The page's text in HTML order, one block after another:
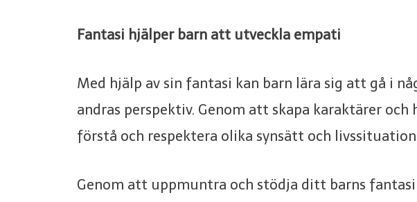
Fantasi hjälper barn att utveckla empati
Med hjälp av sin fantasi kan barn lära sig att gå i
andras perspektiv. Genom att skapa karaktärer
förstå och respektera olika synsätt och
Genom att uppmuntra och stödja ditt barns